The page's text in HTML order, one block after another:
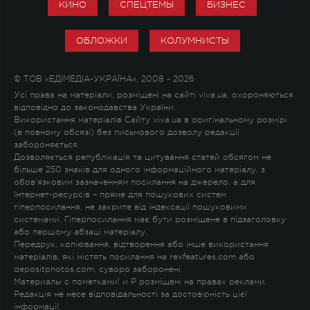
КИНО СПЕЦТЕМЫ БИЗНЕС
ОБЛОЖКИ КОЛУМНИСТЫ
© ТОВ «ЕДІМЕДІА-УКРАЇНА», 2008 - 2026
Усі права на матеріали, розміщені на сайті viva.ua, охороняються
відповідно до законодавства України.
Використання матеріалів Сайту viva.ua в оригінальному розмірі
(в повному обсязі) без письмового дозволу редакції
забороняється.
Дозволяється републікація та цитування статей обсягом не
більше 250 знаків для одного інформаційного матеріалу, з
обов'язковим зазначенням посилання на джерело, а для
Інтернет-ресурсів – пряме для пошукових систем
гіперпосилання, не закрите від індексації пошуковими
системами. Гіперпосилання має бути розміщене в підзаголовку
або першому абзаці матеріалу.
Передрук, копіювання, відтворення або інше використання
матеріалів, які містять посилання на rexfeatures.com або
depositphotos.com, суворо заборонені.
Материалы с пометками! и P розміщені на правах реклами.
Редакція не несе відповідальності за достовірність цієї
інформації.